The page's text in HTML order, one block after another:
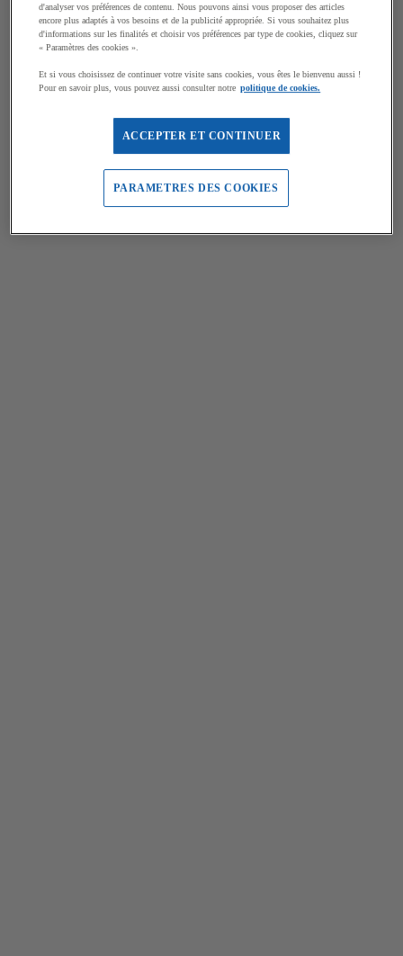
d'analyser vos préférences de contenu. Nous pouvons ainsi vous proposer des articles
encore plus adaptés à vos besoins et de la publicité appropriée. Si vous souhaitez plus
d'informations sur les finalités et choisir vos préférences par type de cookies, cliquez sur
« Paramètres des cookies ».
Et si vous choisissez de continuer votre visite sans cookies, vous êtes le bienvenu aussi !
Pour en savoir plus, vous pouvez aussi consulter notre politique de cookies.
ACCEPTER ET CONTINUER
PARAMETRES DES COOKIES